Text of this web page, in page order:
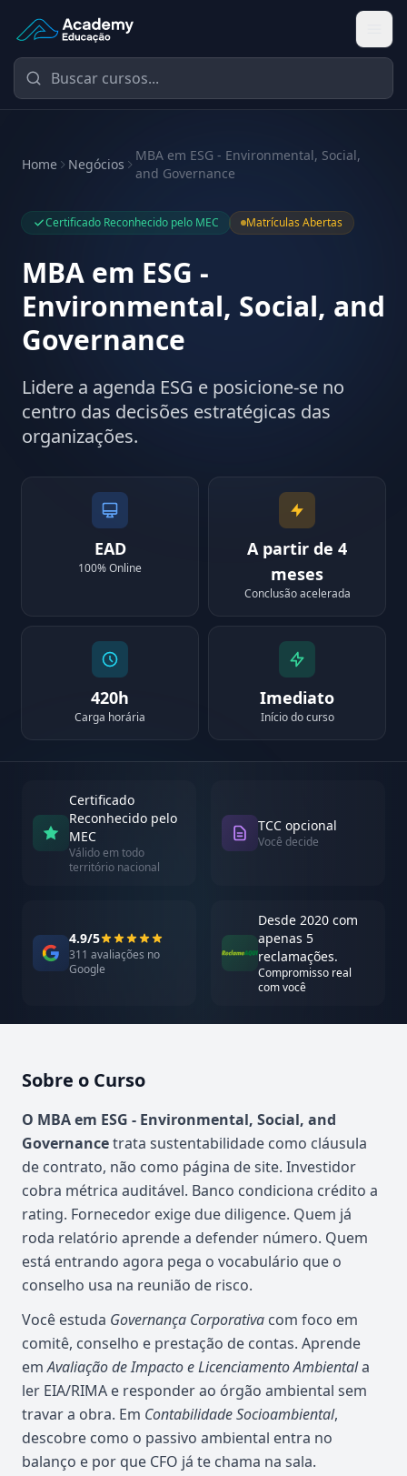
Academy Educação — Página Inicial
Home Negócios
MBA em ESG - Environmental, Social,
and Governance
Certificado Reconhecido pelo MEC Matrículas Abertas
MBA em ESG -
Environmental, Social, and
Governance
Lidere a agenda ESG e posicione-se no
centro das decisões estratégicas das
organizações.
EAD
100% Online
A partir de 4
meses
Conclusão acelerada
420h
Carga horária
Imediato
Início do curso
Certificado
Reconhecido pelo
MEC
Válido em todo
território nacional
TCC opcional
Você decide
4.9/5
311 avaliações no
Google
Desde 2020 com
apenas 5
reclamações.
Compromisso real
com você
Sobre o Curso
Atualizado em abril de 2026
O MBA em ESG - Environmental, Social, and
Governancetrata sustentabilidade como cláusula
de contrato, não como página de site. Investidor
cobra métrica auditável. Banco condiciona crédito a
rating. Fornecedor exige due diligence. Quem já
roda relatório aprende a defender número. Quem
está entrando agora pega o vocabulário que o
conselho usa na reunião de risco.
Você estuda Governança Corporativa com foco em
comitê, conselho e prestação de contas. Aprende
emAvaliação de Impacto e Licenciamento Ambientala
ler EIA/RIMA e responder ao órgão ambiental sem
travar a obra. Em Contabilidade Socioambiental,
descobre como o passivo ambiental entra no
balanço e por que CFO já te chama na sala.